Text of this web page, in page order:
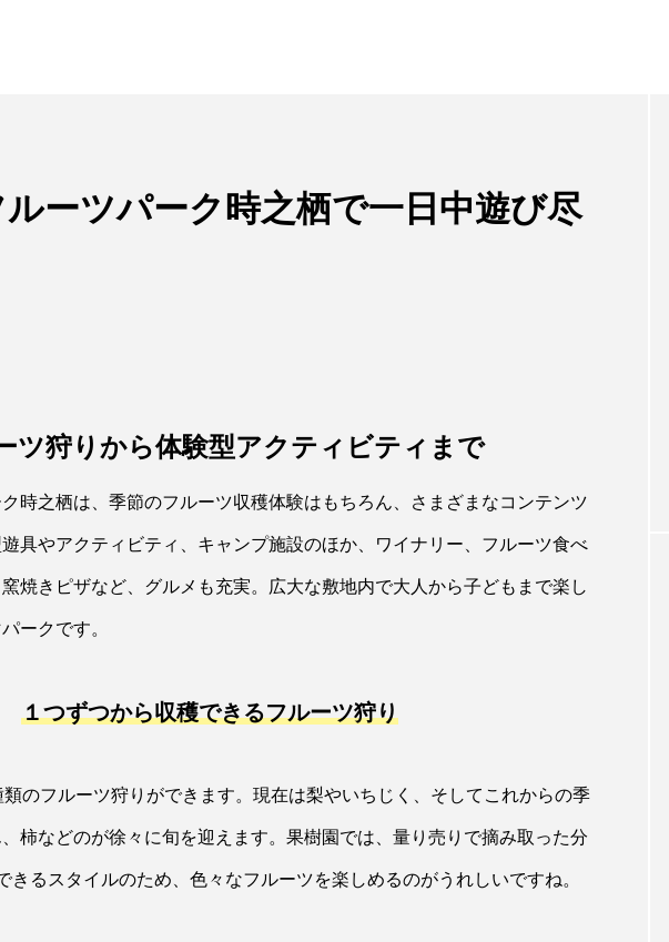
ーツパーク時之栖で一日中遊び尽
ツ狩りから体験型アクティビティまで
時之栖は、季節のフルーツ収穫体験はもちろん、さまざまなコンテンツ
具やアクティビティ、キャンプ施設のほか、ワイナリー、フルーツ食べ
焼きピザなど、グルメも充実。広大な敷地内で大人から子どもまで楽し
ークです。
１つずつから収穫できるフルーツ狩り
のフルーツ狩りができます。現在は梨やいちじく、そしてこれからの季
柿などのが徐々に旬を迎えます。果樹園では、量り売りで摘み取った分
きるスタイルのため、色々なフルーツを楽しめるのがうれしいですね。